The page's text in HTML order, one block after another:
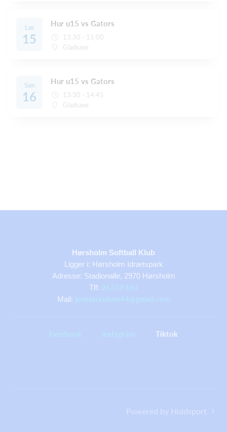
Lør
15
Hur u15 vs Gators
13:30 - 15:00
Gladsaxe
Søn
16
Hur u15 vs Gators
13:30 - 14:45
Gladsaxe
Hørsholm Softball Klub
Ligger i: Hørsholm Idrætspark
Adresse: Stadionalle, 2970 Hørsholm
Tlf:
Mail:
Tiktok
Powered by Holdsport